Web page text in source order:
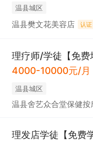
温县城区
温县樊文花美容店 认证
理疗师/学徒【免费
4000-10000元/月
温县城区
温县舍艺众合堂保健按
理发店学徒【免费